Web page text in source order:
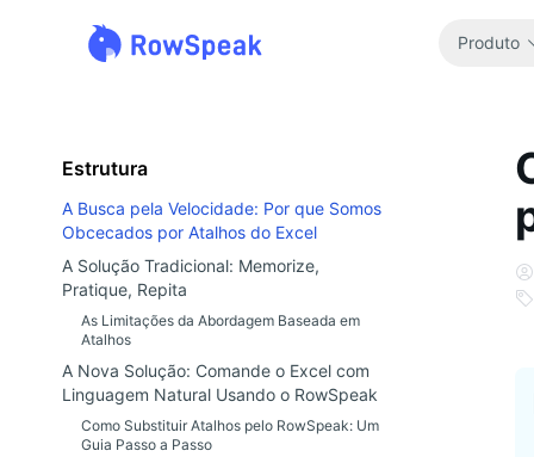
Produto
Estrutura
A Busca pela Velocidade: Por que Somos
Obcecados por Atalhos do Excel
A Solução Tradicional: Memorize,
Pratique, Repita
As Limitações da Abordagem Baseada em
Atalhos
A Nova Solução: Comande o Excel com
Linguagem Natural Usando o RowSpeak
Como Substituir Atalhos pelo RowSpeak: Um
Guia Passo a Passo